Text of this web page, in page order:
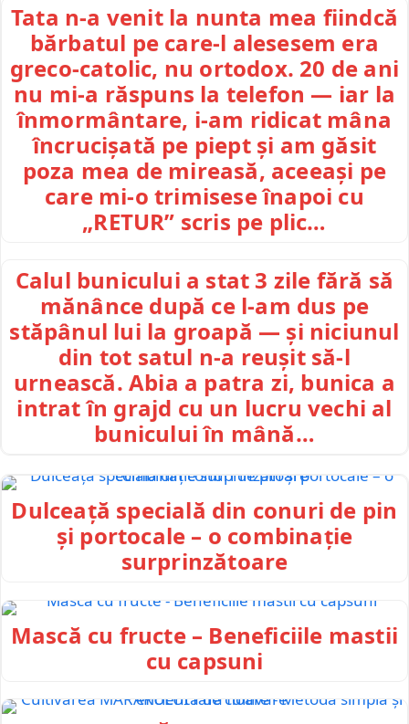
Tata n-a venit la nunta mea fiindcă
bărbatul pe care-l alesesem era
greco-catolic, nu ortodox. 20 de ani
nu mi-a răspuns la telefon — iar la
înmormântare, i-am ridicat mâna
încrucișată pe piept și am găsit
poza mea de mireasă, aceeași pe
care mi-o trimisese înapoi cu
„RETUR” scris pe plic…
Calul bunicului a stat 3 zile fără să
mănânce după ce l-am dus pe
stăpânul lui la groapă — și niciunul
din tot satul n-a reușit să-l
urnească. Abia a patra zi, bunica a
intrat în grajd cu un lucru vechi al
bunicului în mână…
Dulceață specială din conuri de pin
și portocale – o combinație
surprinzătoare
Mască cu fructe – Beneficiile mastii
cu capsuni